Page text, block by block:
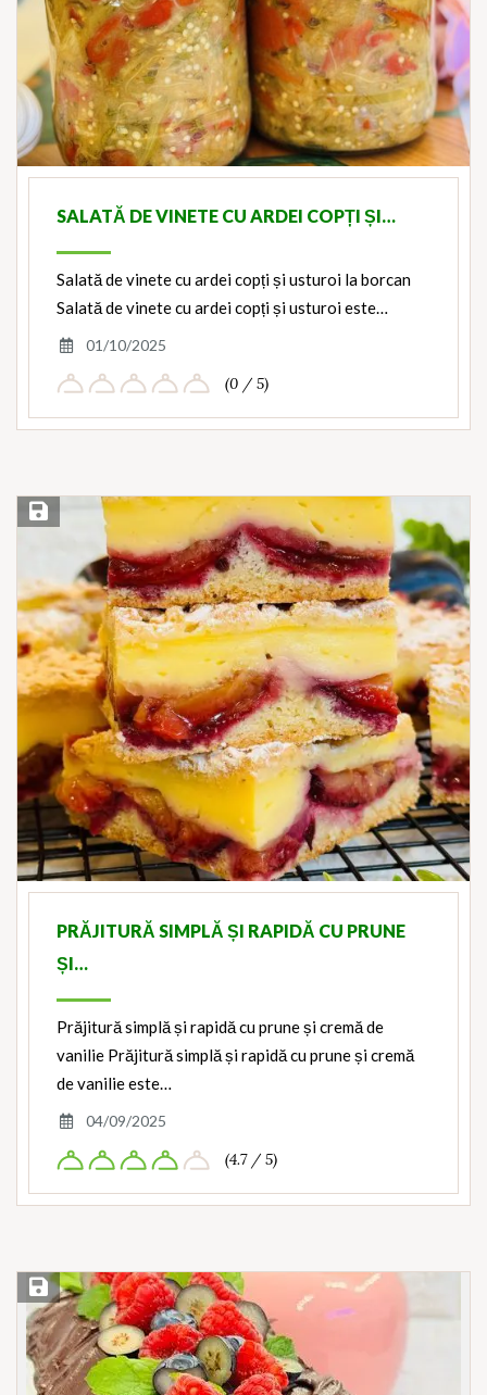
SALATĂ DE VINETE CU ARDEI COPȚI ȘI…
Salată de vinete cu ardei copți și usturoi la borcan
Salată de vinete cu ardei copți și usturoi este…
01/10/2025
(0 / 5)
Save Recipe
PRĂJITURĂ SIMPLĂ ȘI RAPIDĂ CU PRUNE
ȘI…
Prăjitură simplă și rapidă cu prune și cremă de
vanilie Prăjitură simplă și rapidă cu prune și cremă
de vanilie este…
04/09/2025
(4.7 / 5)
Save Recipe